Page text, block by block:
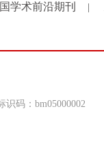
学术前沿期刊
识码：bm05000002